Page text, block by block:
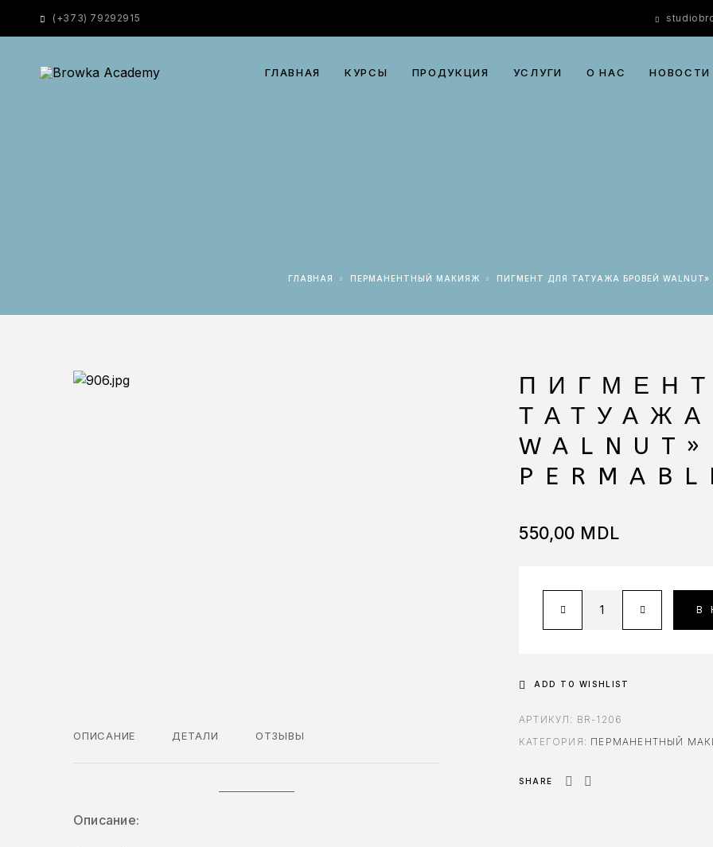
(+373) 79292915
ГЛАВНАЯ КУРСЫ ПРОДУКЦИЯ УСЛУГИ О НАС НОВОСТИ
ГЛАВНАЯ ПЕРМАНЕНТНЫЙ МАКИЯЖ ПИГМЕНТ ДЛЯ ТАТУАЖА БРОВЕЙ WALNUT»
ОПИСАНИЕ ДЕТАЛИ ОТЗЫВЫ
Описание:
WALNUT»
550,00 MDL
В
ADD TO WISHLIST
АРТИКУЛ: BR-1206
КАТЕГОРИЯ: ПЕРМАНЕНТНЫЙ
SHARE